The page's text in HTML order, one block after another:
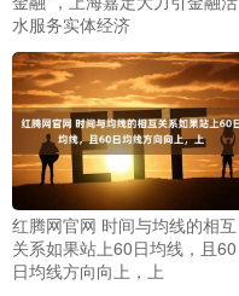
水服务实体经济
红腾网官网 时间与均线的相互
关系如果站上60日均线，且60
日均线方向向上，上